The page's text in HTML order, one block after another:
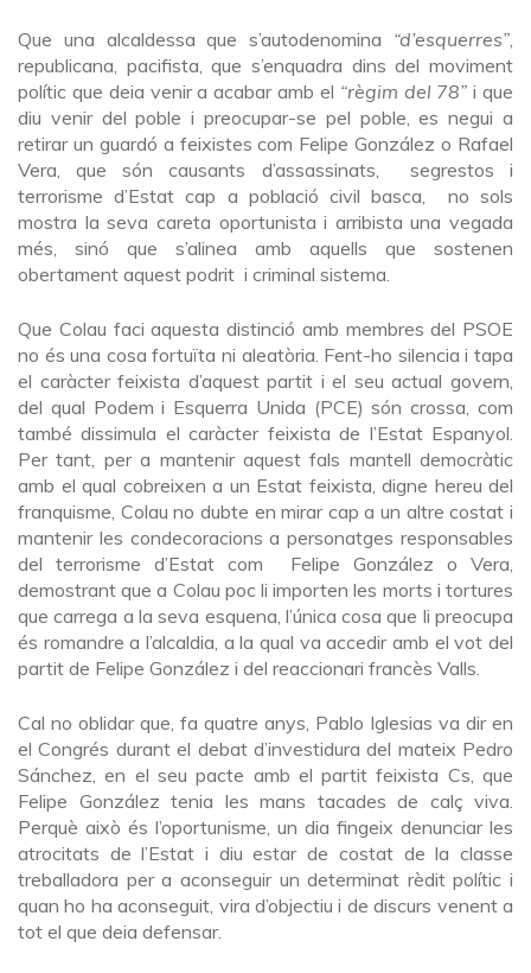
Que una alcaldessa que s’autodenomina “d’esquerres”,
republicana, pacifista, que s’enquadra dins del moviment
polític que deia venir a acabar amb el “règim del 78” i que
diu venir del poble i preocupar-se pel poble, es negui a
retirar un guardó a feixistes com Felipe González o Rafael
Vera, que són causants d’assassinats, segrestos i
terrorisme d’Estat cap a població civil basca, no sols
mostra la seva careta oportunista i arribista una vegada
més, sinó que s’alinea amb aquells que sostenen
obertament aquest podrit i criminal sistema.
Que Colau faci aquesta distinció amb membres del PSOE
no és una cosa fortuïta ni aleatòria. Fent-ho silencia i tapa
el caràcter feixista d’aquest partit i el seu actual govern,
del qual Podem i Esquerra Unida (PCE) són crossa, com
també dissimula el caràcter feixista de l’Estat Espanyol.
Per tant, per a mantenir aquest fals mantell democràtic
amb el qual cobreixen a un Estat feixista, digne hereu del
franquisme, Colau no dubte en mirar cap a un altre costat i
mantenir les condecoracions a personatges responsables
del terrorisme d’Estat com Felipe González o Vera,
demostrant que a Colau poc li importen les morts i tortures
que carrega a la seva esquena, l’única cosa que li preocupa
és romandre a l’alcaldia, a la qual va accedir amb el vot del
partit de Felipe González i del reaccionari francès Valls.
Cal no oblidar que, fa quatre anys, Pablo Iglesias va dir en
el Congrés durant el debat d’investidura del mateix Pedro
Sánchez, en el seu pacte amb el partit feixista Cs, que
Felipe González tenia les mans tacades de calç viva.
Perquè això és l’oportunisme, un dia fingeix denunciar les
atrocitats de l’Estat i diu estar de costat de la classe
treballadora per a aconseguir un determinat rèdit polític i
quan ho ha aconseguit, vira d’objectiu i de discurs venent a
tot el que deia defensar.